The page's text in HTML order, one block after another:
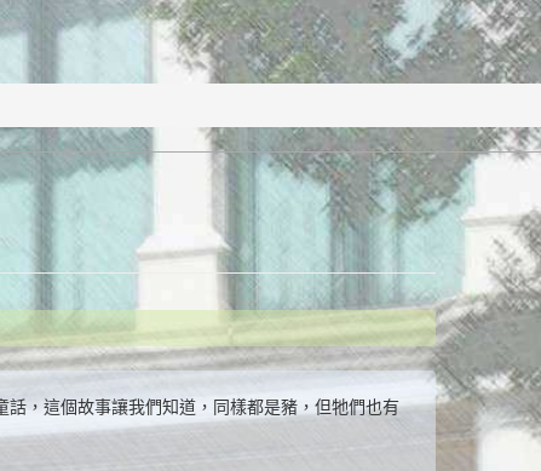
，這個故事讓我們知道，同樣都是豬，但牠們也有